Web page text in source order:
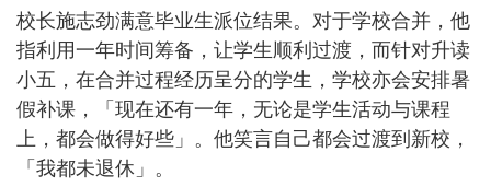
校长施志劲满意毕业生派位结果。对于学校合并，他
指利用一年时间筹备，让学生顺利过渡，而针对升读
小五，在合并过程经历呈分的学生，学校亦会安排暑
假补课，「现在还有一年，无论是学生活动与课程
上，都会做得好些」。他笑言自己都会过渡到新校，
「我都未退休」。